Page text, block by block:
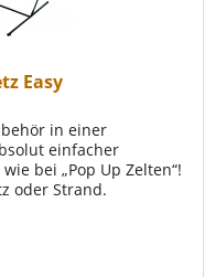
Easy
in einer
einfacher
bei „Pop Up Zelten“!
oder Strand.